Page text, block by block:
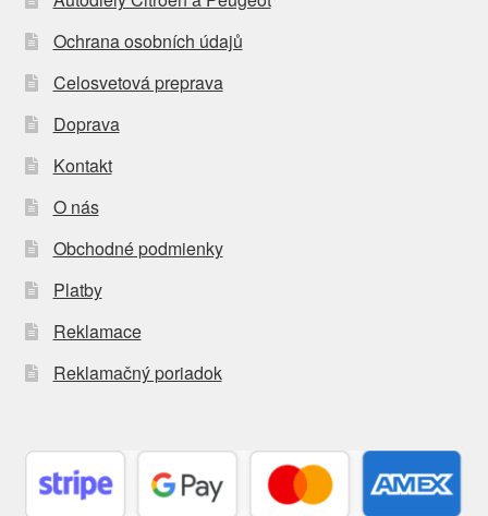
Ochrana osobních údajů
Celosvetová preprava
Doprava
Kontakt
O nás
Obchodné podmienky
Platby
Reklamace
Reklamačný poriadok